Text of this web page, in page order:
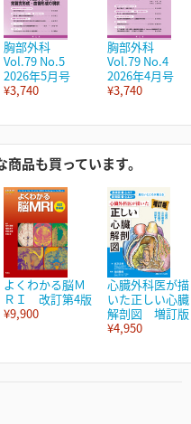
胸部外科
Vol.79 No.5
2026年5月号
¥3,740
胸部外科
Vol.79 No.4
2026年4月号
¥3,740
品も買っています。
よくわかる脳Ｍ
ＲＩ 改訂第4版
¥9,900
心臓外科医が描
いた正しい心臓
解剖図 増訂版
¥4,950